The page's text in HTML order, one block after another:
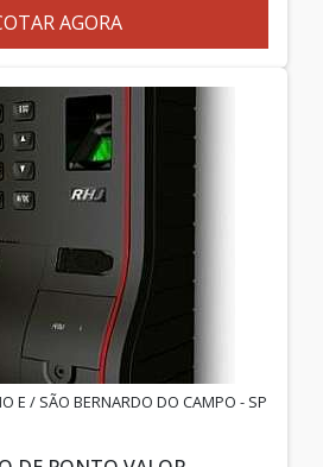
AGORA
E / SÃO BERNARDO DO CAMPO - SP